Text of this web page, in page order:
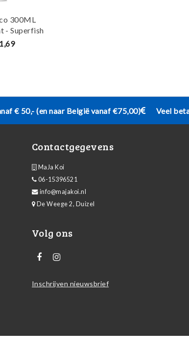
300ML
- Superfish
€ 50,- (en naar België vanaf €75,00) Veel
Contactgegevens
MaJa Koi
06-15396521
info@majakoi.nl
De Weege 2, Duizel
Volg ons
Inschrijven nieuwsbrief